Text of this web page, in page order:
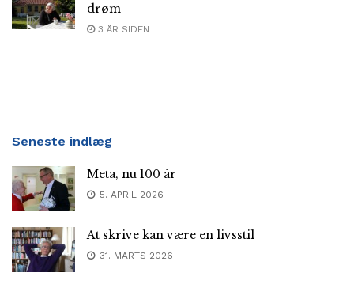
drøm
3 ÅR SIDEN
Seneste indlæg
Meta, nu 100 år
5. APRIL 2026
At skrive kan være en livsstil
31. MARTS 2026